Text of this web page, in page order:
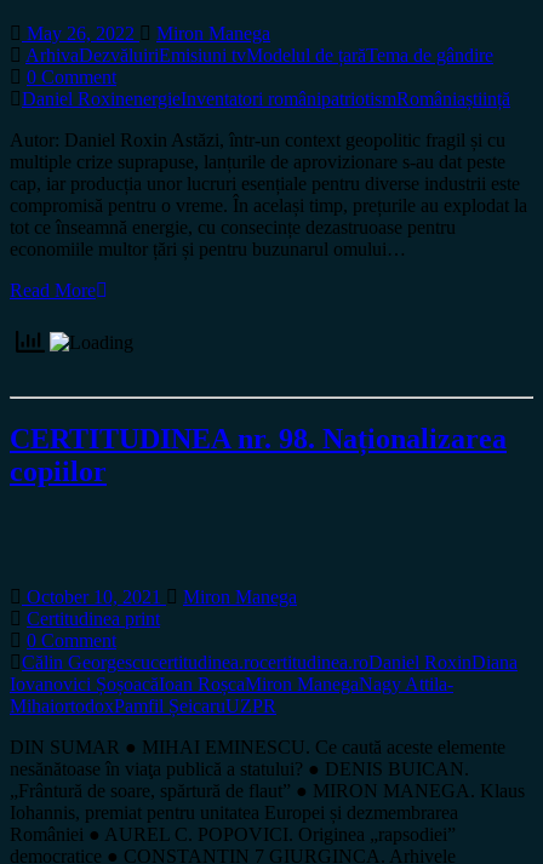
May 26, 2022
Miron Manega
ArhivaDezvăluiriEmisiuni tvModelul de țarăTema de gândire
0 Comment
Daniel RoxinenergieInventatori românipatriotismRomâniaștiință
Autor: Daniel Roxin Astăzi, într-un context geopolitic fragil și cu
multiple crize suprapuse, lanțurile de aprovizionare s-au dat peste
cap, iar producția unor lucruri esențiale pentru diverse industrii este
compromisă pentru o vreme. În același timp, prețurile au explodat la
tot ce înseamnă energie, cu consecințe dezastruoase pentru
economiile multor țări și pentru buzunarul omului…
Read More
CERTITUDINEA nr. 98. Naționalizarea
copiilor
October 10, 2021
Miron Manega
Certitudinea print
0 Comment
Călin Georgescucertitudinea.rocertitudinea.roDaniel RoxinDiana
Iovanovici ȘoșoacăIoan RoșcaMiron ManegaNagy Attila-
MihaiortodoxPamfil ȘeicaruUZPR
DIN SUMAR ● MIHAI EMINESCU. Ce caută aceste elemente
nesănătoase în viaţa publică a statului? ● DENIS BUICAN.
„Frântură de soare, spărtură de flaut” ● MIRON MANEGA. Klaus
Iohannis, premiat pentru unitatea Europei și dezmembrarea
României ● AUREL C. POPOVICI. Originea „rapsodiei”
democratice ● CONSTANTIN 7 GIURGINCA. Arhivele